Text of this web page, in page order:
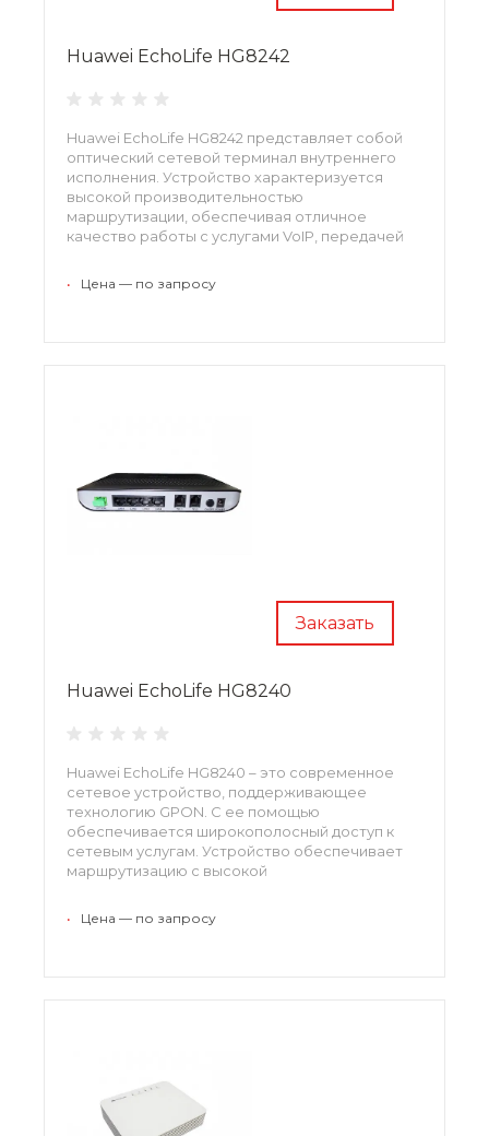
Huawei EchoLife HG8242
Huawei EchoLife HG8242 представляет собой
оптический сетевой терминал внутреннего
исполнения. Устройство характеризуется
высокой производительностью
маршрутизации, обеспечивая отличное
качество работы с услугами VoIP, передачей
• Цена — по запросу
Заказать
Huawei EchoLife HG8240
Huawei EchoLife HG8240 – это современное
сетевое устройство, поддерживающее
технологию GPON. С ее помощью
обеспечивается широкополосный доступ к
сетевым услугам. Устройство обеспечивает
маршрутизацию с высокой
к сети и HD-видео.
• Цена — по запросу